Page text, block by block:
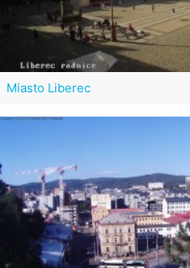
Miasto Liberec